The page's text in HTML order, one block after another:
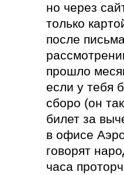
но через
только
после
прошло
если у тебя
сборо (он
билет за
в офисе
говорят
часа